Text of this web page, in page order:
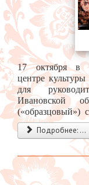
17 октября в
центре
для
Ивановской
(«образцовый»)
Подробнее: ...